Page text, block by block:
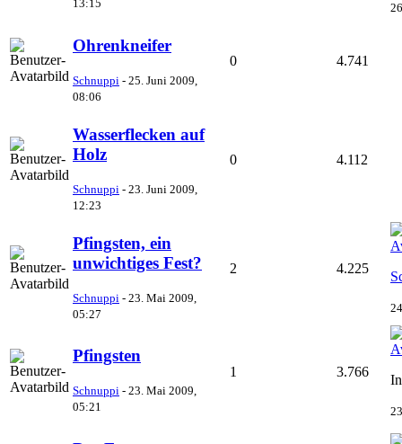
13:15
Ohrenkneifer
Schnuppi - 25. Juni 2009,
08:06
0 4.741
Wasserflecken auf
Holz
Schnuppi - 23. Juni 2009,
12:23
0 4.112
Pfingsten, ein
unwichtiges Fest?
Schnuppi - 23. Mai 2009,
05:27
2 4.225
Pfingsten
Schnuppi - 23. Mai 2009,
05:21
1 3.766